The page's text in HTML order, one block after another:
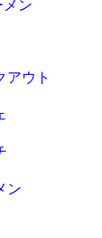
メン
アウト
ン